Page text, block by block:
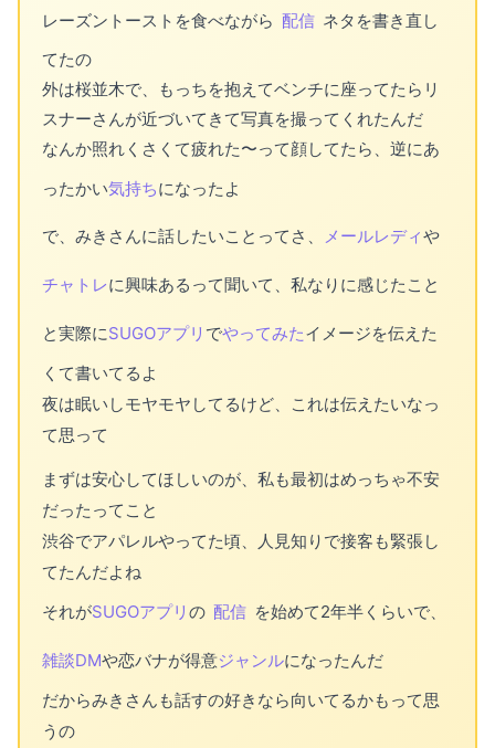
レーズントーストを食べながら 配信 ネタを書き直し
てたの
外は桜並木で、もっちを抱えてベンチに座ってたらリ
スナーさんが近づいてきて写真を撮ってくれたんだ
なんか照れくさくて疲れた〜って顔してたら、逆にあ
ったかい気持ちになったよ
で、みきさんに話したいことってさ、 メールレディや
チャトレに興味あるって聞いて、私なりに感じたこと
と実際にSUGOアプリ でやってみたイメージを伝えた
くて書いてるよ
夜は眠いしモヤモヤしてるけど、これは伝えたいなっ
て思って
まずは安心してほしいのが、私も最初はめっちゃ不安
だったってこと
渋谷でアパレルやってた頃、人見知りで接客も緊張し
てたんだよね
それがSUGOアプリ の 配信 を始めて2年半くらいで、
雑談DMや恋バナが得意ジャンルになったんだ
だからみきさんも話すの好きなら向いてるかもって思
うの